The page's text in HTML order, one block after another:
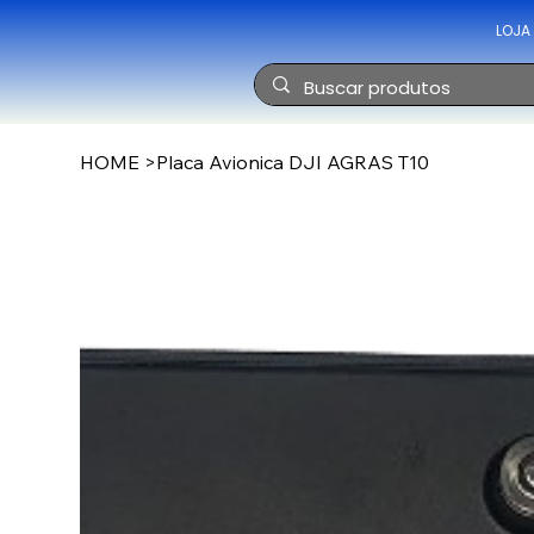
LOJA
HOME >Placa Avionica DJI AGRAS T10